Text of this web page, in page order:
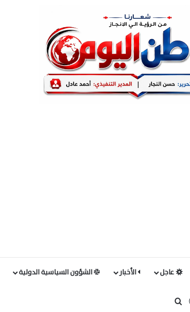
عاجل الأخبار الشؤون السياسية الدولية
تسجيل الدخول